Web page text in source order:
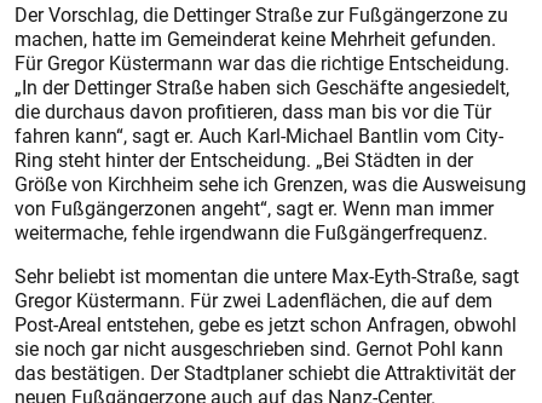
Der Vorschlag, die Dettinger Straße zur Fußgängerzone zu
machen, hatte im Gemeinderat keine Mehrheit gefunden.
Für Gregor Küstermann war das die richtige Entscheidung.
„In der Dettinger Straße haben sich Geschäfte angesiedelt,
die durchaus davon profitieren, dass man bis vor die Tür
fahren kann“, sagt er. Auch Karl-Michael Bantlin vom City-
Ring steht hinter der Entscheidung. „Bei Städten in der
Größe von Kirchheim sehe ich Grenzen, was die Ausweisung
von Fußgängerzonen angeht“, sagt er. Wenn man immer
weitermache, fehle irgendwann die Fußgängerfrequenz.
Sehr beliebt ist momentan die untere Max-Eyth-Straße, sagt
Gregor Küstermann. Für zwei Ladenflächen, die auf dem
Post-Areal entstehen, gebe es jetzt schon Anfragen, obwohl
sie noch gar nicht ausgeschrieben sind. Gernot Pohl kann
das bestätigen. Der Stadtplaner schiebt die Attraktivität der
neuen Fußgängerzone auch auf das Nanz-Center.